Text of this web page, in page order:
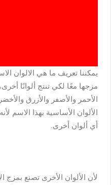
يمكننا تعريف ما هي الالوان
مزجها معًا لكي تنتج ألوانًا
الأحمر والأصفر والأزرق
الألوان الأساسية بهذا الاسم
أي ألوان أخرى.
لأن الألوان الأخرى تصنع بمزج